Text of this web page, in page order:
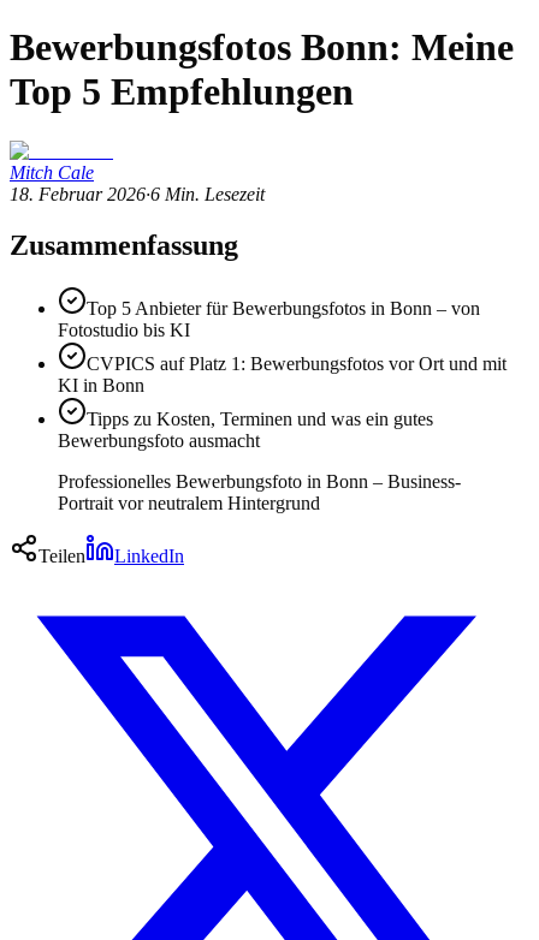
Bewerbungsfotos Bonn: Meine
Top 5 Empfehlungen
Mitch Cale
18. Februar 2026·6 Min. Lesezeit
Zusammenfassung
Top 5 Anbieter für Bewerbungsfotos in Bonn – von
Fotostudio bis KI
CVPICS auf Platz 1: Bewerbungsfotos vor Ort und mit
KI in Bonn
Tipps zu Kosten, Terminen und was ein gutes
Bewerbungsfoto ausmacht
Professionelles Bewerbungsfoto in Bonn – Business-
Portrait vor neutralem Hintergrund
Teilen LinkedIn